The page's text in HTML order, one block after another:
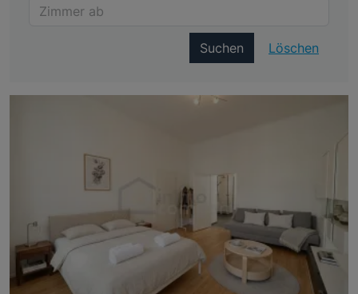
Suchen Löschen